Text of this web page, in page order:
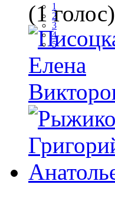
1
2
3
4
5
(1 голос)